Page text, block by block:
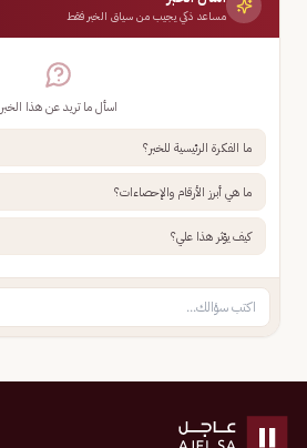
مساعد ذكي يجيب من سياق الخبر فقط
اسأل ما تريد عن هذا الخبر
ما الفكرة الرئيسية للخبر؟
ما هي أبرز الأرقام والإحصاءات؟
كيف يؤثر هذا علي؟